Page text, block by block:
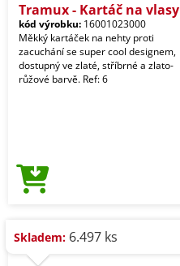
Tramux - Kartáč na vlasy
kód výrobku: 16001023000
Měkký kartáček na nehty proti
zacuchání se super cool designem,
dostupný ve zlaté, stříbrné a zlato-
růžové barvě. Ref: 6
Skladem: 6.497 ks